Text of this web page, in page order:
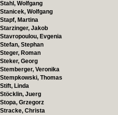
Stahl, Wolfgang
Stanicek, Wolfgang
Stapf, Martina
Starzinger, Jakob
Stavropoulou, Evgenia
Stefan, Stephan
Steger, Roman
Steker, Georg
Stemberger, Veronika
Stempkowski, Thomas
Stift, Linda
Stöcklin, Juerg
Stopa, Grzegorz
Stracke, Christa